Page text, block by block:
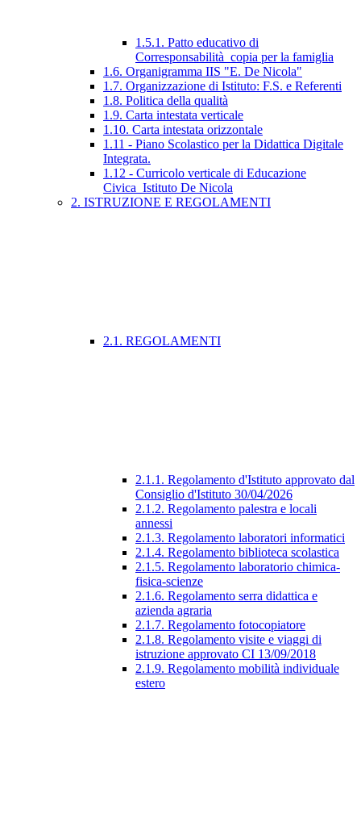
1.5.1. Patto educativo di
Corresponsabilità_copia per la famiglia
1.6. Organigramma IIS "E. De Nicola"
1.7. Organizzazione di Istituto: F.S. e Referenti
1.8. Politica della qualità
1.9. Carta intestata verticale
1.10. Carta intestata orizzontale
1.11 - Piano Scolastico per la Didattica Digitale
Integrata.
1.12 - Curricolo verticale di Educazione
Civica_Istituto De Nicola
2. ISTRUZIONE E REGOLAMENTI
2.1. REGOLAMENTI
2.1.1. Regolamento d'Istituto approvato dal
Consiglio d'Istituto 30/04/2026
2.1.2. Regolamento palestra e locali
annessi
2.1.3. Regolamento laboratori informatici
2.1.4. Regolamento biblioteca scolastica
2.1.5. Regolamento laboratorio chimica-
fisica-scienze
2.1.6. Regolamento serra didattica e
azienda agraria
2.1.7. Regolamento fotocopiatore
2.1.8. Regolamento visite e viaggi di
istruzione approvato CI 13/09/2018
2.1.9. Regolamento mobilità individuale
estero